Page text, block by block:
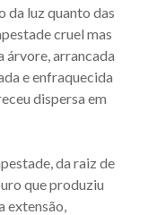
da luz quanto das
cruel mas
árvore, arrancada
e enfraquecida
dispersa em
da raiz de
que produziu
extensão,